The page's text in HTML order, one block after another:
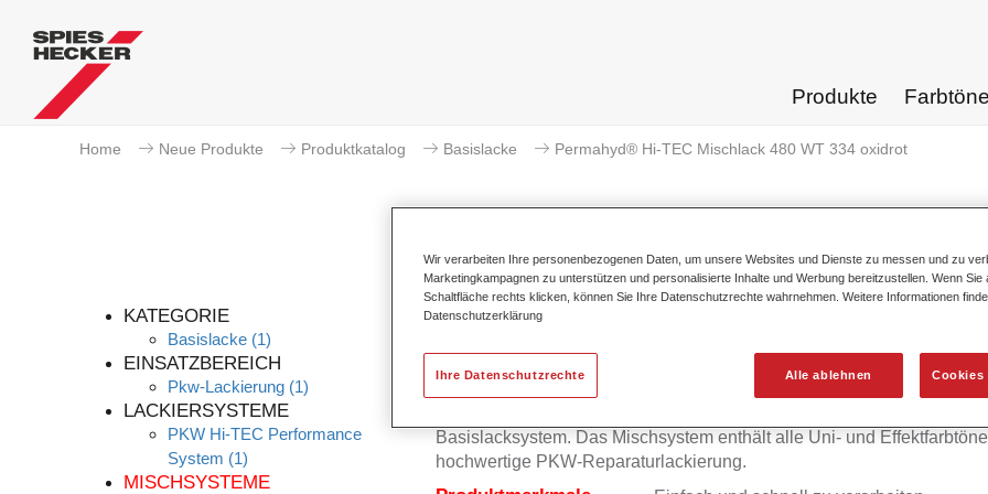
Produkte Farbtöne
Home Neue Produkte Produktkatalog Basislacke Permahyd® Hi-TEC Mischlack 480 WT 334 oxidrot
KATEGORIE
Basislacke (1)
EINSATZBEREICH
Pkw-Lackierung (1)
LACKIERSYSTEME
PKW Hi-TEC Performance
System (1)
MISCHSYSTEME
Permahyd® Hi-TEC
Basislacksystem. Das Mischsystem enthält alle Uni- und
hochwertige PKW-Reparaturlackierung.
Wir verarbeiten Ihre personenbezogenen Daten, um unsere Websites und Dienste zu messen und zu
Marketingkampagnen zu unterstützen und personalisierte Inhalte und Werbung bereitzustellen. Wenn Sie
Schaltfläche rechts klicken, können Sie Ihre Datenschutzrechte wahrnehmen. Weitere Informationen
Datenschutzerklärung
Alle ablehnen Cookies
Ihre Datenschutzrechte